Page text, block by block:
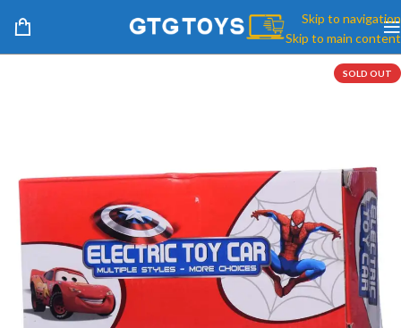
Skip to navigation
Skip to main content
SOLD OUT